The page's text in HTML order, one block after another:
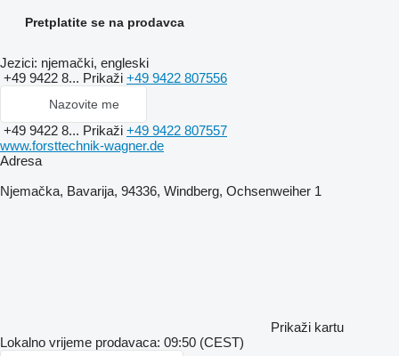
Pretplatite se na prodavca
Jezici: njemački, engleski
+49 9422 8... Prikaži +49 9422 807556
Nazovite me
+49 9422 8... Prikaži +49 9422 807557
www.forsttechnik-wagner.de
Adresa
Njemačka, Bavarija, 94336, Windberg, Ochsenweiher 1
Prikaži kartu
Lokalno vrijeme prodavaca: 09:50 (CEST)